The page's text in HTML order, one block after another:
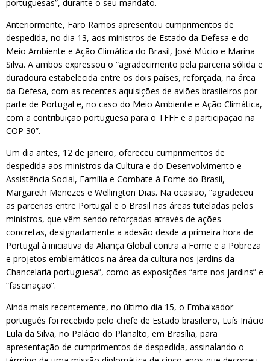
portuguesas”, durante o seu mandato.
Anteriormente, Faro Ramos apresentou cumprimentos de
despedida, no dia 13, aos ministros de Estado da Defesa e do
Meio Ambiente e Ação Climática do Brasil, José Múcio e Marina
Silva. A ambos expressou o “agradecimento pela parceria sólida e
duradoura estabelecida entre os dois países, reforçada, na área
da Defesa, com as recentes aquisições de aviões brasileiros por
parte de Portugal e, no caso do Meio Ambiente e Ação Climática,
com a contribuição portuguesa para o TFFF e a participação na
COP 30”.
Um dia antes, 12 de janeiro, ofereceu cumprimentos de
despedida aos ministros da Cultura e do Desenvolvimento e
Assistência Social, Família e Combate à Fome do Brasil,
Margareth Menezes e Wellington Dias. Na ocasião, “agradeceu
as parcerias entre Portugal e o Brasil nas áreas tuteladas pelos
ministros, que vêm sendo reforçadas através de ações
concretas, designadamente a adesão desde a primeira hora de
Portugal à iniciativa da Aliança Global contra a Fome e a Pobreza
e projetos emblemáticos na área da cultura nos jardins da
Chancelaria portuguesa”, como as exposições “arte nos jardins” e
“fascinação”.
Ainda mais recentemente, no último dia 15, o Embaixador
português foi recebido pelo chefe de Estado brasileiro, Luís Inácio
Lula da Silva, no Palácio do Planalto, em Brasília, para
apresentação de cumprimentos de despedida, assinalando o